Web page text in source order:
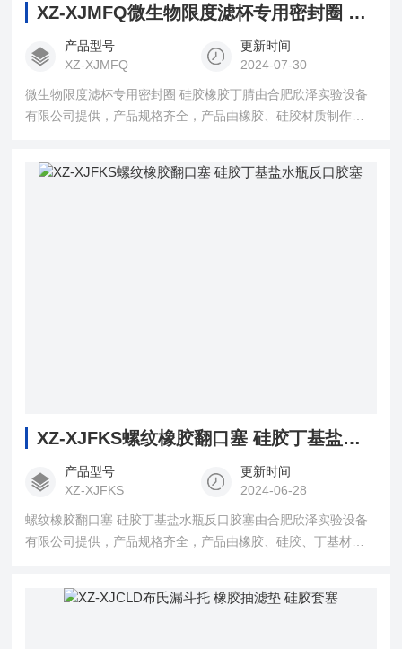
XZ-XJMFQ微生物限度滤杯专用密封圈 硅胶橡胶丁腈
产品型号
XZ-XJMFQ
更新时间
2024-07-30
微生物限度滤杯专用密封圈 硅胶橡胶丁腈由合肥欣泽实验设备
有限公司提供，产品规格齐全，产品由橡胶、硅胶材质制作，
XZ-XJFKS螺纹橡胶翻口塞 硅胶丁基盐水瓶反口胶塞
产品型号
XZ-XJFKS
更新时间
2024-06-28
螺纹橡胶翻口塞 硅胶丁基盐水瓶反口胶塞由合肥欣泽实验设备
有限公司提供，产品规格齐全，产品由橡胶、硅胶、丁基材质